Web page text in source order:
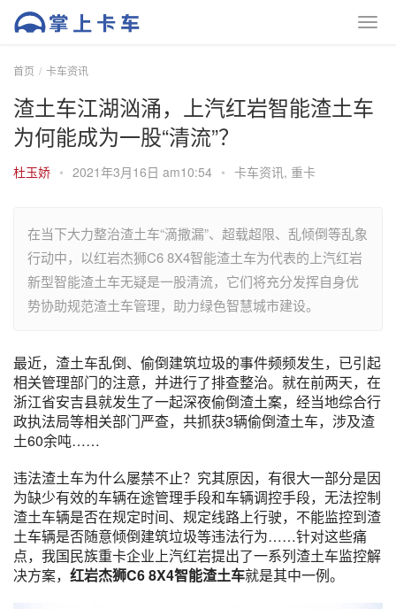
首页 卡车资讯
渣土车江湖汹涌，上汽红岩智能渣土车
为何能成为一股“清流”？
杜玉娇 • 2021年3月16日 am10:54 • 卡车资讯, 重卡
在当下大力整治渣土车“滴撒漏”、超载超限、乱倾倒等乱象
行动中，以红岩杰狮C6 8X4智能渣土车为代表的上汽红岩
新型智能渣土车无疑是一股清流，它们将充分发挥自身优
势协助规范渣土车管理，助力绿色智慧城市建设。
最近，渣土车乱倒、偷倒建筑垃圾的事件频频发生，已引起
相关管理部门的注意，并进行了排查整治。就在前两天，在
浙江省安吉县就发生了一起深夜偷倒渣土案，经当地综合行
政执法局等相关部门严查，共抓获3辆偷倒渣土车，涉及渣
土60余吨……
违法渣土车为什么屡禁不止？究其原因，有很大一部分是因
为缺少有效的车辆在途管理手段和车辆调控手段，无法控制
渣土车辆是否在规定时间、规定线路上行驶，不能监控到渣
土车辆是否随意倾倒建筑垃圾等违法行为……针对这些痛
点，我国民族重卡企业上汽红岩提出了一系列渣土车监控解
决方案， 红岩杰狮C6 8X4智能渣土车就是其中一例。